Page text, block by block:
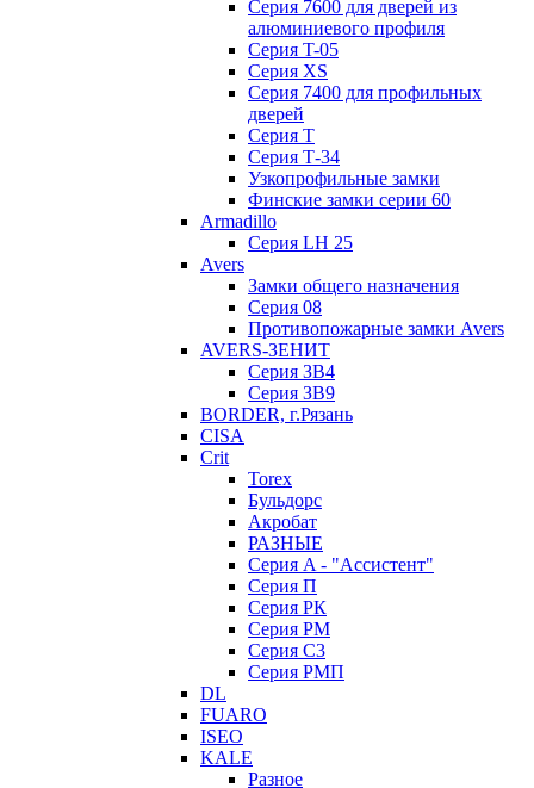
Серия 7600 для дверей из
алюминиевого профиля
Серия T-05
Серия XS
Серия 7400 для профильных
дверей
Серия Т
Серия Т-34
Узкопрофильные замки
Финские замки серии 60
Armadillo
Серия LH 25
Avers
Замки общего назначения
Серия 08
Противопожарные замки Avers
AVERS-ЗЕНИТ
Серия ЗВ4
Серия ЗВ9
BORDER, г.Рязань
CISA
Crit
Torex
Бульдорс
Акробат
РАЗНЫЕ
Серия A - "Ассистент"
Серия П
Серия РК
Серия РМ
Серия С3
Серия РМП
DL
FUARO
ISEO
KALE
Разное